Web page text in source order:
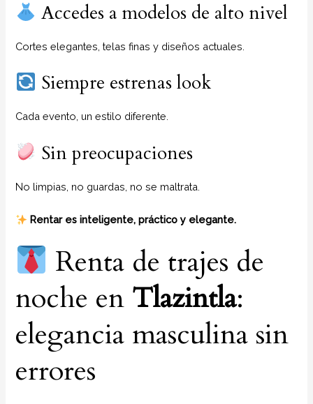
Accedes a modelos de alto nivel
Cortes elegantes, telas finas y diseños actuales.
Siempre estrenas look
Cada evento, un estilo diferente.
Sin preocupaciones
No limpias, no guardas, no se maltrata.
Rentar es inteligente, práctico y elegante.
Renta de trajes de
noche en Tlazintla:
elegancia masculina sin
errores